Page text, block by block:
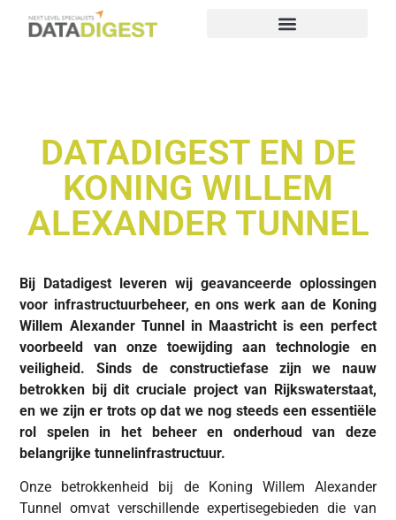
DATADIGEST EN DE
KONING WILLEM
ALEXANDER TUNNEL
Bij Datadigest leveren wij geavanceerde oplossingen
voor infrastructuurbeheer, en ons werk aan de Koning
Willem Alexander Tunnel in Maastricht is een perfect
voorbeeld van onze toewijding aan technologie en
veiligheid. Sinds de constructiefase zijn we nauw
betrokken bij dit cruciale project van Rijkswaterstaat,
en we zijn er trots op dat we nog steeds een essentiële
rol spelen in het beheer en onderhoud van deze
belangrijke tunnelinfrastructuur.
Onze betrokkenheid bij de Koning Willem Alexander
Tunnel omvat verschillende expertisegebieden die van